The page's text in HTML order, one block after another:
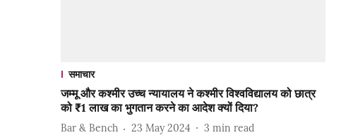
समाचार
जम्मू और कश्मीर उच्च न्यायालय ने कश्मीर विश्वविद्यालय को छात्र
को ₹1 लाख का भुगतान करने का आदेश क्यों दिया?
Bar & Bench 23 May 2024 3 min read